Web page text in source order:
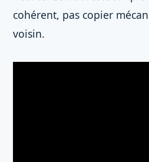
cohérent, pas copier
voisin.